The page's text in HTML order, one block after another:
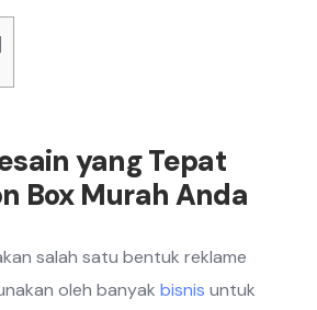
yang Tepat
Box Murah Anda
salah satu bentuk reklame
oleh banyakbisnis untuk